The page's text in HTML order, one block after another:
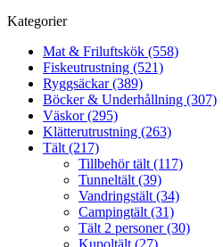
Kategorier
Mat & Friluftskök (558)
Fiskeutrustning (521)
Ryggsäckar (389)
Böcker & Underhållning (307)
Väskor (295)
Klätterutrustning (263)
Tält (217)
Tillbehör tält (117)
Tunneltält (39)
Vandringstält (34)
Campingtält (31)
Tält 2 personer (30)